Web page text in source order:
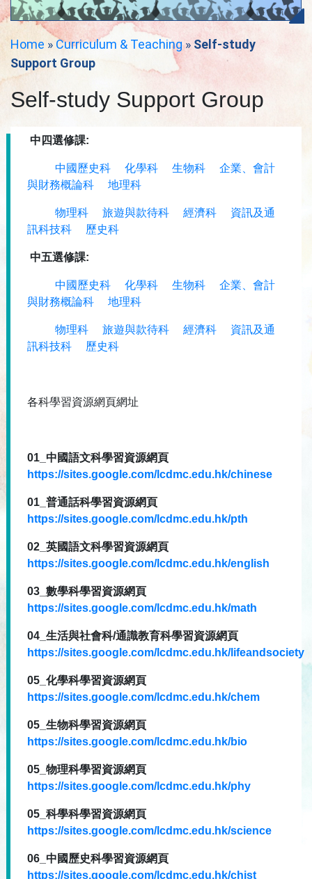
Home » Curriculum & Teaching» Self-study
Support Group
Self-study Support Group
中四選修課:
中國歷史科 化學科 生物科
企業、會計
與財務概論科
地理科
物理科 旅遊與款待科 經濟科
資訊及通
訊科技科
歷史科
中五選修課:
中國歷史科 化學科 生物科
企業、會計
與財務概論科
地理科
物理科 旅遊與款待科 經濟科
資訊及通
訊科技科
歷史科
各科學習資源網頁網址
01_中國語文科學習資源網頁
https://sites.google.com/lcdmc.edu.hk/chinese
01_普通話科學習資源網頁
https://sites.google.com/lcdmc.edu.hk/pth
02_英國語文科學習資源網頁
https://sites.google.com/lcdmc.edu.hk/english
03_數學科學習資源網頁
https://sites.google.com/lcdmc.edu.hk/math
04_生活與社會科/通識教育科學習資源網頁
https://sites.google.com/lcdmc.edu.hk/lifeandsociety
05_化學科學習資源網頁
https://sites.google.com/lcdmc.edu.hk/chem
05_生物科學習資源網頁
https://sites.google.com/lcdmc.edu.hk/bio
05_物理科學習資源網頁
https://sites.google.com/lcdmc.edu.hk/phy
05_科學科學習資源網頁
https://sites.google.com/lcdmc.edu.hk/science
06_中國歷史科學習資源網頁
https://sites.google.com/lcdmc.edu.hk/chist